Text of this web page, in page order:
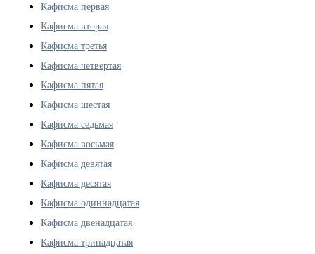
Кафисма первая
Кафисма вторая
Кафисма третья
Кафисма четвертая
Кафисма пятая
Кафисма шестая
Кафисма седьмая
Кафисма восьмая
Кафисма девятая
Кафисма десятая
Кафисма одиннадцатая
Кафисма двенадцатая
Кафисма тринадцатая